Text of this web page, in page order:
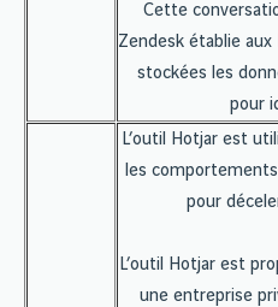
Cette
Zendesk établie
stockées les
pour
L’outil Hotjar est
les
pour
L’outil Hotjar est
une entreprise